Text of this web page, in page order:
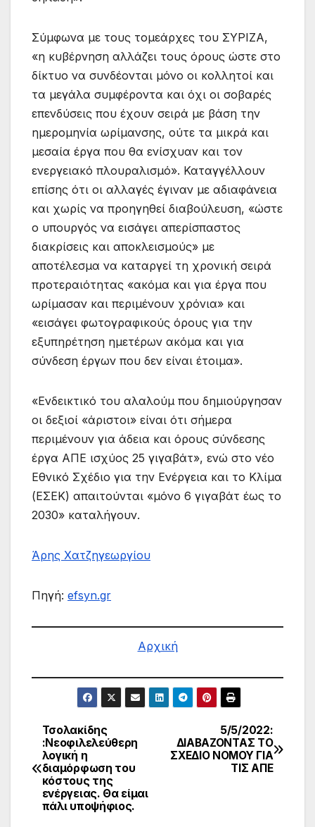
Σύμφωνα με τους τομεάρχες του ΣΥΡΙΖΑ,
«η κυβέρνηση αλλάζει τους όρους ώστε στο
δίκτυο να συνδέονται μόνο οι κολλητοί και
τα μεγάλα συμφέροντα και όχι οι σοβαρές
επενδύσεις που έχουν σειρά με βάση την
ημερομηνία ωρίμανσης, ούτε τα μικρά και
μεσαία έργα που θα ενίσχυαν και τον
ενεργειακό πλουραλισμό». Καταγγέλλουν
επίσης ότι οι αλλαγές έγιναν με αδιαφάνεια
και χωρίς να προηγηθεί διαβούλευση, «ώστε
ο υπουργός να εισάγει απερίσπαστος
διακρίσεις και αποκλεισμούς» με
αποτέλεσμα να καταργεί τη χρονική σειρά
προτεραιότητας «ακόμα και για έργα που
ωρίμασαν και περιμένουν χρόνια» και
«εισάγει φωτογραφικούς όρους για την
εξυπηρέτηση ημετέρων ακόμα και για
σύνδεση έργων που δεν είναι έτοιμα».
«Ενδεικτικό του αλαλούμ που δημιούργησαν
οι δεξιοί «άριστοι» είναι ότι σήμερα
περιμένουν για άδεια και όρους σύνδεσης
έργα ΑΠΕ ισχύος 25 γιγαβάτ», ενώ στο νέο
Εθνικό Σχέδιο για την Ενέργεια και το Κλίμα
(ΕΣΕΚ) απαιτούνται «μόνο 6 γιγαβάτ έως το
2030» καταλήγουν.
Άρης Χατζηγεωργίου
Πηγή: efsyn.gr
Αρχική
Πλοήγηση
άρθρων
5/5/2022:
ΔΙΑΒΑΖΟΝΤΑΣ ΤΟ
ΣΧΕΔΙΟ ΝΟΜΟΥ ΓΙΑ
ΤΙΣ ΑΠΕ
Τσολακίδης
:Νεοφιλελεύθερη
λογική η
διαμόρφωση του
κόστους της
ενέργειας. Θα είμαι
πάλι υποψήφιος.